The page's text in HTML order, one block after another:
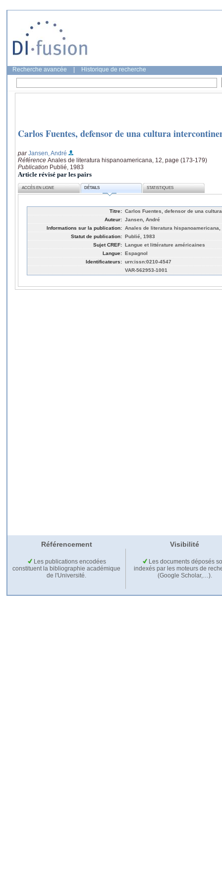
Recherche avancée Historique de recherche
Carlos Fuentes, defensor de una cultura
parJansen, André
Référence Anales de literatura hispanoamericana, 12, page (173-179)
Publication Publié, 1983
Article révisé par les pairs
ACCÈS EN LIGNE DÉTAILS STATISTIQUES
Titre: Carlos Fuentes, defensor de una
Auteur: Jansen, André
Informations sur la publication: Anales de literatura hispanoamericana,
Statut de publication: Publié, 1983
Sujet CREF: Langue et littérature américaines
Langue: Espagnol
Identificateurs: urn:issn:0210-4547
VAR-562953-1001
Référencement Visibilité
Les publications encodées
constituent la bibliographie académique
de l'Université.
Les documents déposés
indexés par les moteurs de
(Google Scholar,…).